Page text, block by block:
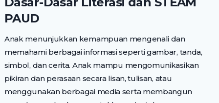
PAUD
Anak menunjukkan kemampuan mengenali dan
memahami berbagai informasi seperti gambar, tanda,
simbol, dan cerita. Anak mampu mengomunikasikan
pikiran dan perasaan secara lisan, tulisan, atau
menggunakan berbagai media serta membangun